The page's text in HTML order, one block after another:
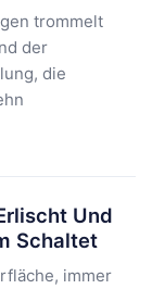
trommelt
der
die
Und
Schaltet
immer